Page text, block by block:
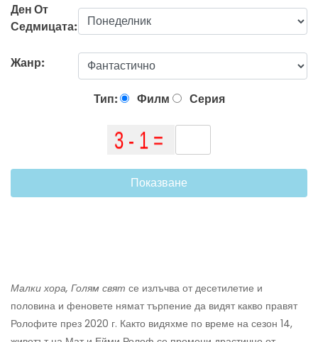
Ден От
Седмицата:
Жанр:
Тип: Филм Серия
Показване
Малки хора, Голям свят се излъчва от десетилетие и
половина и феновете нямат търпение да видят какво правят
Ролофите през 2020 г. Както видяхме по време на сезон 14,